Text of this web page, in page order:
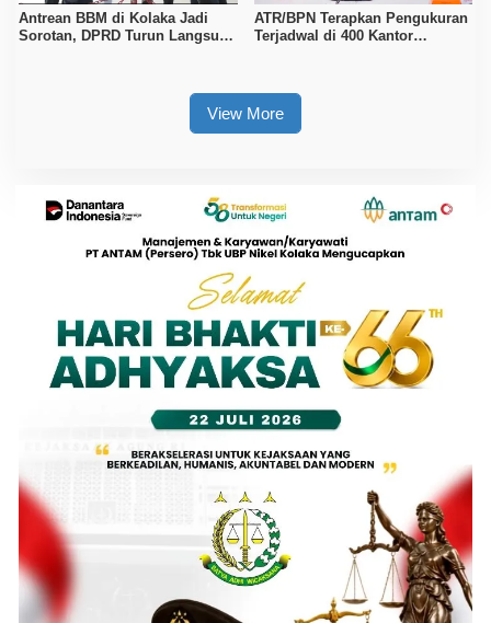
Antrean BBM di Kolaka Jadi
Sorotan, DPRD Turun Langsung
ATR/BPN Terapkan Pengukuran
Terjadwal di 400 Kantor
View More